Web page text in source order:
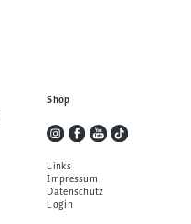
Shop
Links
Impressum
Datenschutz
Login